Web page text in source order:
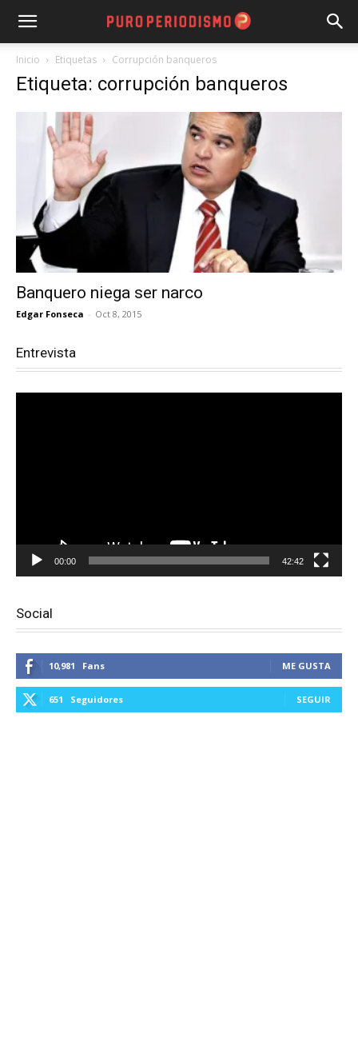
Inicio Etiquetas Corrupción banqueros
Etiqueta: corrupción banqueros
Banquero niega ser narco
Edgar Fonseca - Oct 8, 2015
Entrevista
00:00 42:42
Social
10,981 Fans ME GUSTA
651 Seguidores SEGUIR